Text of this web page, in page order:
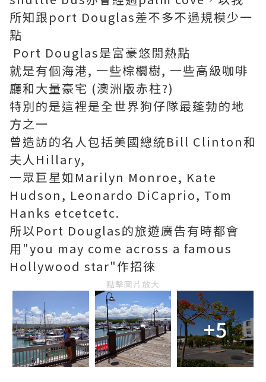
所知跟port Douglas差不多不過規模少一
點
Port Douglas是富豪悠閒熱點
就是有個海港, 一些棕櫚樹, 一些高級咖啡
廳和大量豪宅 (澳洲版赤柱?)
特別的是這裡是全世界狗仔隊最蓬勃的地
方之一
曾造訪的名人包括美國總統Bill Clinton和
夫人Hillary,
一眾巨星如Marilyn Monroe, Kate
Hudson, Leonardo DiCaprio, Tom
Hanks etcetcetc.
所以Port Douglas的旅遊廣告有時都會
用"you may come across a famous
Hollywood star"作招徠
點擊圖片放大
+5